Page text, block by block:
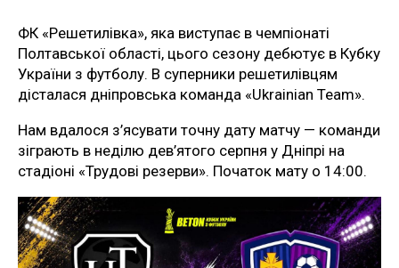
ФК «Решетилівка», яка виступає в чемпіонаті
Полтавської області, цього сезону дебютує в Кубку
України з футболу. В суперники решетилівцям
дісталася дніпровська команда «Ukrainian Team».
Нам вдалося з’ясувати точну дату матчу — команди
зіграють в неділю дев’ятого серпня у Дніпрі на
стадіоні «Трудові резерви». Початок мату о 14:00.